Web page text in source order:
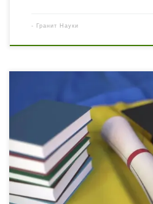
- Гранит Науки
Академическая свобода —
обеспечивающее
и свободу слова для ученых.
позволяет науке решать
продвигать общество вперед.
мире ученые все чаще
политических репрессий,
социальных и политических
Политическое преследование